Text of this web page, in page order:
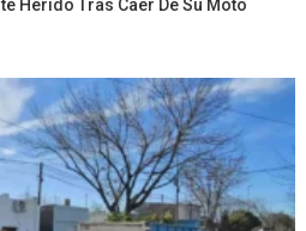
Herido Tras Caer De Su Moto